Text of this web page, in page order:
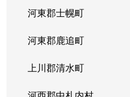
河東郡士幌町
河東郡鹿追町
上川郡清水町